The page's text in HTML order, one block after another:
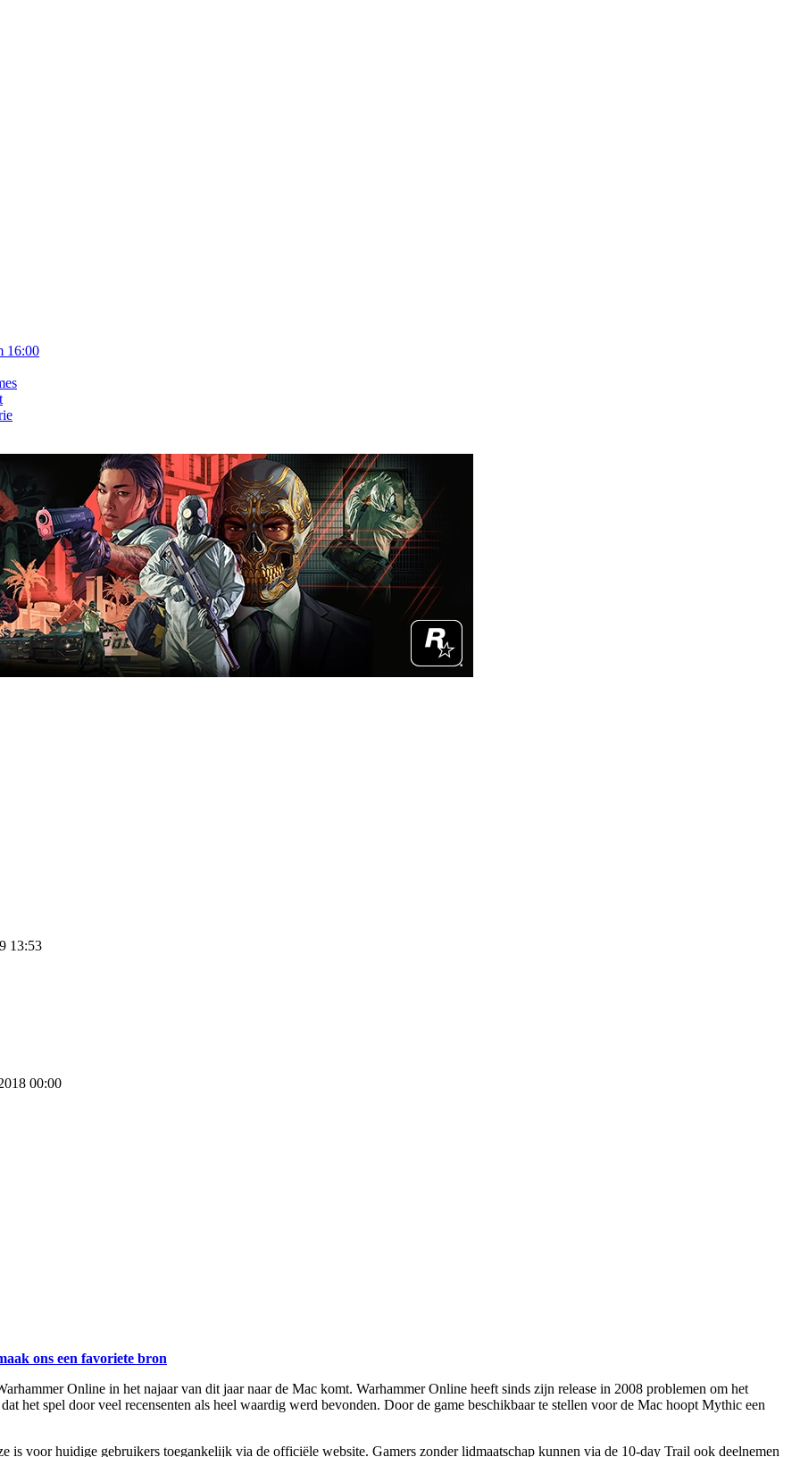
16:00
13:53
00:00
ons een favoriete bron
Online in het najaar van dit jaar naar de Mac komt. Warhammer Online heeft sinds zijn release in 2008 problemen om het
het spel door veel recensenten als heel waardig werd bevonden. Door de game beschikbaar te stellen voor de Mac hoopt Mythic een
is voor huidige gebruikers toegankelijk via de officiële website. Gamers zonder lidmaatschap kunnen via de 10-day Trail ook deelnemen